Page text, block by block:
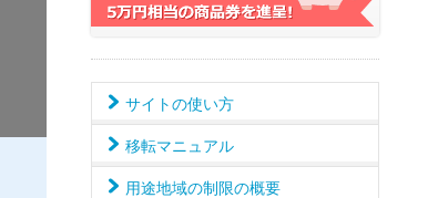
サイトの使い方
移転マニュアル
用途地域の制限の概要